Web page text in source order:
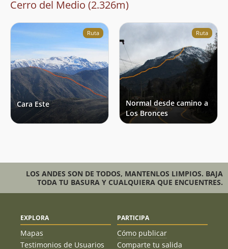
Cerro del Medio (2.326m)
Ruta
Cara Este
Ruta
Normal desde camino a
Los Bronces
LOS ANDES SON DE TODOS, MANTENLOS LIMPIOS. BAJA
TODA TU BASURA Y CUALQUIERA QUE ENCUENTRES.
EXPLORA
Mapas
Testimonios de Usuarios
PARTICIPA
Cómo publicar
Comparte tu salida